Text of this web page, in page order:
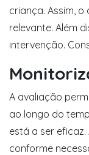
criança. Assim,
relevante. Além
intervenção.
A avaliação
ao longo do
está a ser
conforme